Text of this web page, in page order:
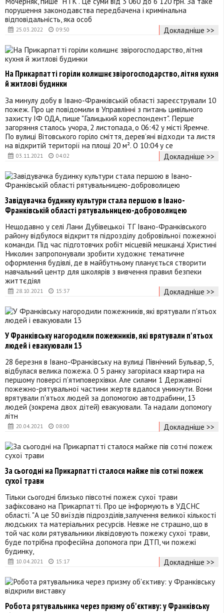
25.03.2022 09:50
порушення законодавства передбачена і кримінальна
відповідальність, яка особ
Докладніше >>
03.11.2021 04:02
На Прикарпатті горіли колишнє звірогосподарство, літня кухня
й житлові будинки
За минулу добу в Івано-Франківській області зареєстрували 10
пожеж. Про це повідомили в Управлінні з питань цивільного
захисту ІФ ОДА, пише "Галицький кореспондент". Перше
загоряння сталось учора, 2 листопада, о 06:42 у місті Яремче.
По вулиці Вітовського горіло сміття, дерев’яні відходи та листя
на відкритій території на площі 20 м². О 10:04 у се
Докладніше >>
28.10.2021 15:37
Завідувачка будинку культури стала першою в Івано-
Франківській області рятувальницею-доброволицею
Нещодавно у селі Лани Дубівецької ТГ Івано-Франківського
району відбулося відкриття підрозділу добровільної пожежної
команди. Під час підготовчих робіт місцевій мешканці Христині
Николин запропонували зробити художнє тематичне
оформлення будівлі, де в майбутньому планується створити
навчальний центр для школярів з вивчення правил безпеки
життєдіял
Докладніше >>
20.04.2021 08:00
У Франківську нагородили пожежників, які врятували п'ятьох
людей і евакуювали 13
28 березня в Івано-Франківську на вулиці Північний Бульвар, 5,
відбулася велика пожежа. О 5 ранку загорілася квартира на
першому поверсі п’ятиповерхівки. Але силами 1 Державної
пожежно-рятувальної частини жертв вдалося уникнути. Вони
врятували п'ятьох людей за допомогою автодрабини, 13
людей (зокрема двох дітей) евакуювали. Та надали допомогу
літн
Докладніше >>
10.04.2021 15:17
За сьогодні на Прикарпатті сталося майже пів сотні пожеж
сухої трави
Тільки сьогодні близько півсотні пожеж сухої трави
зафіксовано на Прикарпатті. Про це інформують в УДСНС
області. "А це 50 виїздів підрозділів,залучення великої кількості
людських та матеріальних ресурсів. Невже не страшно, що в
той час коли рятувальники ліквідовують пожежу сухої трави,
буде потрібна професійна допомога при ДТП, чи пожежі
будинку,
Докладніше >>
Робота рятувальника через призму об'єктиву: у Франківську